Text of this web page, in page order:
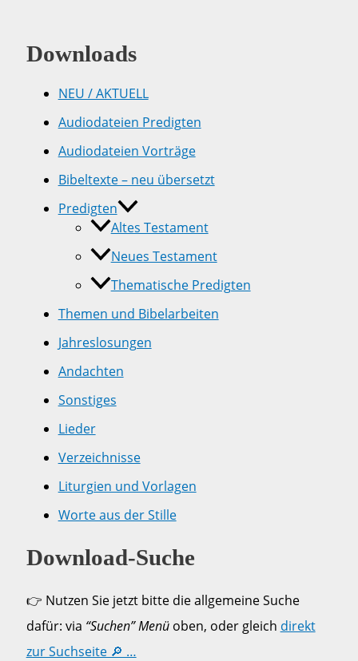
Downloads
NEU / AKTUELL
Audiodateien Predigten
Audiodateien Vorträge
Bibeltexte – neu übersetzt
Predigten
Altes Testament
Neues Testament
Thematische Predigten
Themen und Bibelarbeiten
Jahreslosungen
Andachten
Sonstiges
Lieder
Verzeichnisse
Liturgien und Vorlagen
Worte aus der Stille
Download-Suche
👉 Nutzen Sie jetzt bitte die allgemeine Suche
dafür: via “Suchen” Menüoben, oder gleich direkt
zur Suchseite 🔎 …